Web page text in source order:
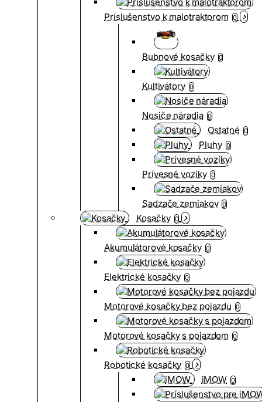
Príslušenstvo k malotraktorom 0
Bubnové kosačky 0
Kultivátory 0
Nosiče náradia 0
Ostatné 0
Pluhy 0
Prívesné vozíky 0
Sadzače zemiakov 0
Kosačky 0
Akumulátorové kosačky 0
Elektrické kosačky 0
Motorové kosačky bez pojazdu 0
Motorové kosačky s pojazdom 0
Robotické kosačky 0
iMOW 0